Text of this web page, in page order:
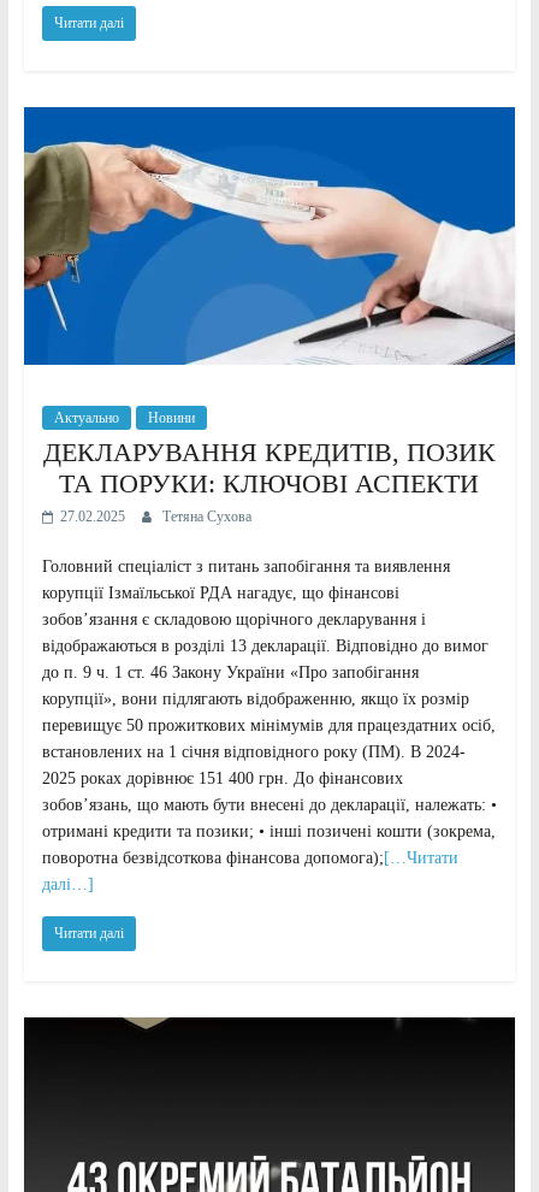
Читати далі
Актуально Новини
ДЕКЛАРУВАННЯ КРЕДИТІВ, ПОЗИК
ТА ПОРУКИ: КЛЮЧОВІ АСПЕКТИ
27.02.2025 Тетяна Сухова
Головний спеціаліст з питань запобігання та виявлення
корупції Ізмаїльської РДА нагадує, що фінансові
зобов’язання є складовою щорічного декларування і
відображаються в розділі 13 декларації. Відповідно до вимог
до п. 9 ч. 1 ст. 46 Закону України «Про запобігання
корупції», вони підлягають відображенню, якщо їх розмір
перевищує 50 прожиткових мінімумів для працездатних осіб,
встановлених на 1 січня відповідного року (ПМ). В 2024-
2025 роках дорівнює 151 400 грн. До фінансових
зобов’язань, що мають бути внесені до декларації, належать: •
отримані кредити та позики; • інші позичені кошти (зокрема,
поворотна безвідсоткова фінансова допомога); […Читати
далі…]
Читати далі